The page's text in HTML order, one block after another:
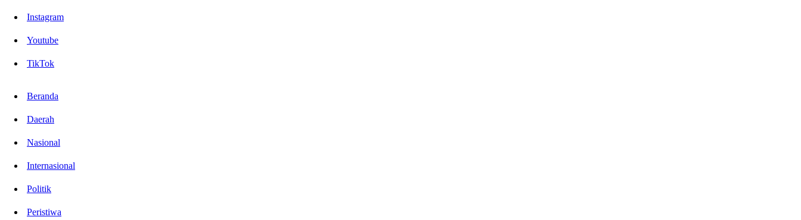
Instagram
Youtube
TikTok
Beranda
Daerah
Nasional
Internasional
Politik
Peristiwa